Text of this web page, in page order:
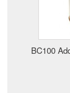
BC100